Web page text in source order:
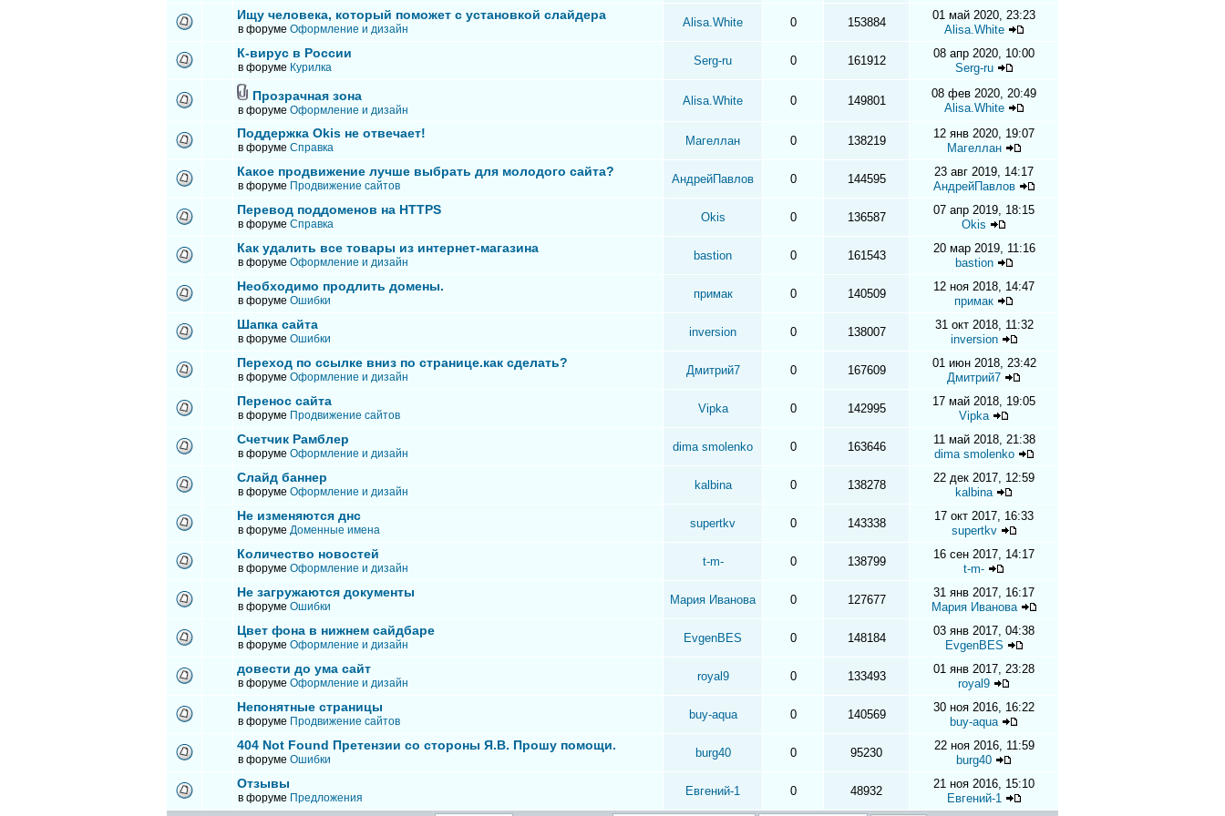
Ищу человека, который поможет с установкой слайдера
в форуме Оформление и дизайн Alisa.White 0 153884
01 май 2020, 23:23
Alisa.White
К-вирус в России
в форуме Курилка Serg-ru 0 161912
08 апр 2020, 10:00
Serg-ru
Прозрачная зона
в форуме Оформление и дизайн
Alisa.White 0 149801
08 фев 2020, 20:49
Alisa.White
Поддержка Okis не отвечает!
в форуме Справка Магеллан 0 138219
12 янв 2020, 19:07
Магеллан
Какое продвижение лучше выбрать для молодого сайта?
в форуме Продвижение сайтов АндрейПавлов 0 144595
23 авг 2019, 14:17
АндрейПавлов
Перевод поддоменов на HTTPS
в форуме Справка Okis 0 136587
07 апр 2019, 18:15
Okis
Как удалить все товары из интернет-магазина
в форуме Оформление и дизайн bastion 0 161543
20 мар 2019, 11:16
bastion
Необходимо продлить домены.
в форуме Ошибки примак 0 140509
12 ноя 2018, 14:47
примак
Шапка сайта
в форуме Ошибки inversion 0 138007
31 окт 2018, 11:32
inversion
Переход по ссылке вниз по странице.как сделать?
в форуме Оформление и дизайн Дмитрий7 0 167609
01 июн 2018, 23:42
Дмитрий7
Перенос сайта
в форуме Продвижение сайтов Vipka 0 142995
17 май 2018, 19:05
Vipka
Счетчик Рамблер
в форуме Оформление и дизайн dima smolenko 0 163646
11 май 2018, 21:38
dima smolenko
Слайд баннер
в форуме Оформление и дизайн kalbina 0 138278
22 дек 2017, 12:59
kalbina
Не изменяются днс
в форуме Доменные имена supertkv 0 143338
17 окт 2017, 16:33
supertkv
Количество новостей
в форуме Оформление и дизайн t-m- 0 138799
16 сен 2017, 14:17
t-m-
Не загружаются документы
в форуме Ошибки Мария Иванова 0 127677
31 янв 2017, 16:17
Мария Иванова
Цвет фона в нижнем сайдбаре
в форуме Оформление и дизайн EvgenBES 0 148184
03 янв 2017, 04:38
EvgenBES
довести до ума сайт
в форуме Оформление и дизайн royal9 0 133493
01 янв 2017, 23:28
royal9
Непонятные страницы
в форуме Продвижение сайтов buy-aqua 0 140569
30 ноя 2016, 16:22
buy-aqua
404 Not Found Претензии со стороны Я.В. Прошу помощи.
в форуме Ошибки burg40 0 95230
22 ноя 2016, 11:59
burg40
Отзывы
в форуме Предложения Евгений-1 0 48932
21 ноя 2016, 15:10
Евгений-1